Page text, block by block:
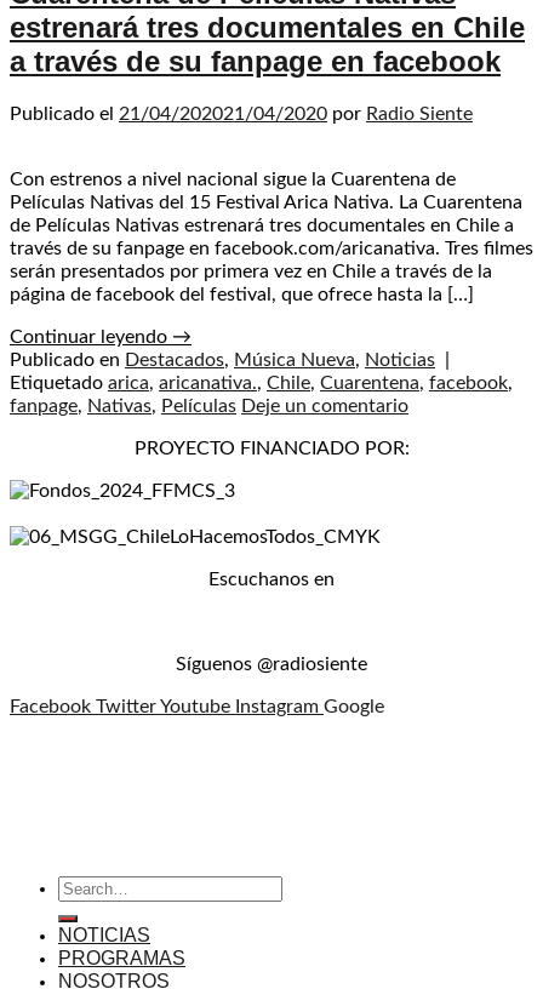
estrenará tres documentales en Chile
a través de su fanpage en facebook
Publicado el 21/04/202021/04/2020 por Radio Siente
Con estrenos a nivel nacional sigue la Cuarentena de
Películas Nativas del 15 Festival Arica Nativa. La Cuarentena
de Películas Nativas estrenará tres documentales en Chile a
través de su fanpage en facebook.com/aricanativa. Tres filmes
serán presentados por primera vez en Chile a través de la
página de facebook del festival, que ofrece hasta la […]
Continuar leyendo →
Publicado en Destacados, Música Nueva, Noticias
Etiquetado arica, aricanativa., Chile, Cuarentena, facebook,
fanpage, Nativas, Películas Deje un comentario
PROYECTO FINANCIADO POR:
Escuchanos en
Síguenos @radiosiente
Facebook TwitterYoutube Instagram Google
NOTICIAS
PROGRAMAS
NOSOTROS